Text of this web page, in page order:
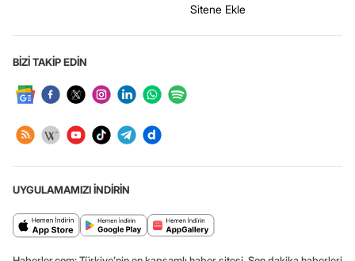
Sitene Ekle
BİZİ TAKİP EDİN
UYGULAMAMIZI İNDİRİN